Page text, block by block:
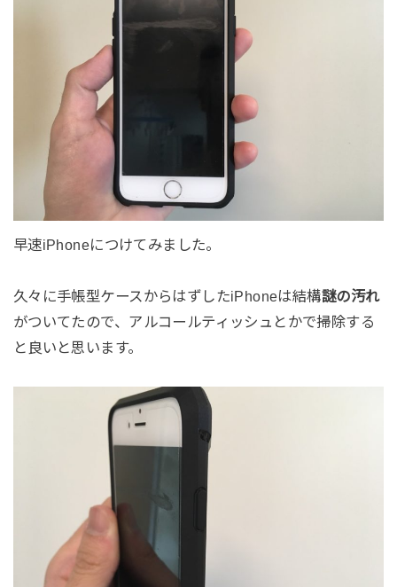
早速iPhoneにつけてみました。
久々に手帳型ケースからはずしたiPhoneは結構謎の汚れ
がついてたので、アルコールティッシュとかで掃除する
と良いと思います。